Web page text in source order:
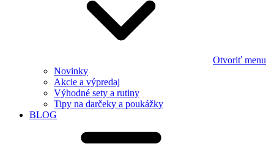
Otvoriť menu
Novinky
Akcie a výpredaj
Výhodné sety a rutiny
Tipy na darčeky a poukážky
BLOG